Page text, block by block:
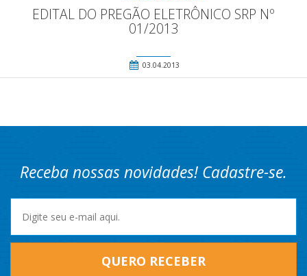
EDITAL DO PREGÃO ELETRÔNICO SRP Nº
01/2013
03.04.2013
Receba nossas novidades! Cadastre-se.
QUERO RECEBER